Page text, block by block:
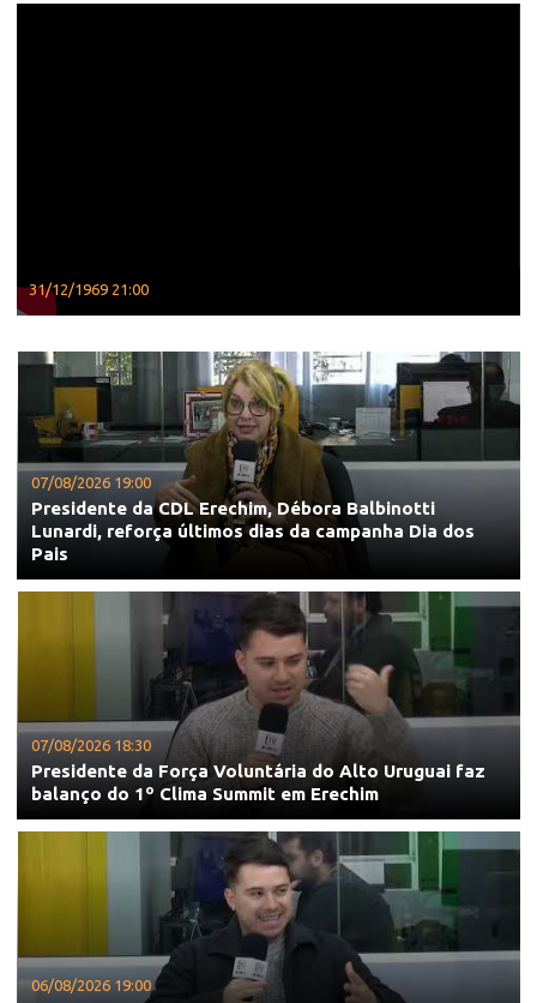
31/12/1969 21:00
07/08/2026 19:00
Presidente da CDL Erechim, Débora Balbinotti
Lunardi, reforça últimos dias da campanha Dia dos
Pais
07/08/2026 18:30
Presidente da Força Voluntária do Alto Uruguai faz
balanço do 1º Clima Summit em Erechim
06/08/2026 19:00